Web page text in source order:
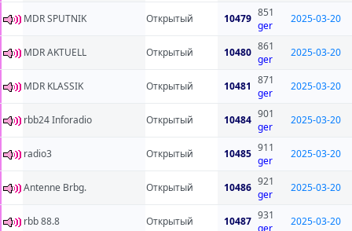
MDR SPUTNIK Открытый 10479 851
ger
2025-03-20
MDR AKTUELL Открытый 10480 861
ger
2025-03-20
MDR KLASSIK Открытый 10481 871
ger
2025-03-20
rbb24 Inforadio Открытый 10484 901
ger
2025-03-20
radio3 Открытый 10485 911
ger
2025-03-20
Antenne Brbg. Открытый 10486 921
ger
2025-03-20
rbb 88.8 Открытый 10487 931
2025-03-20